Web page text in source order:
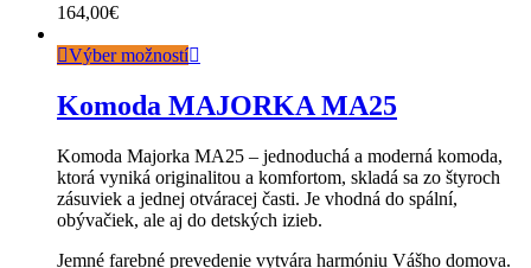
164,00€
Výber možností
Komoda MAJORKA MA25
Komoda Majorka MA25 – jednoduchá a moderná komoda,
ktorá vyniká originalitou a komfortom, skladá sa zo štyroch
zásuviek a jednej otváracej časti. Je vhodná do spální,
obývačiek, ale aj do detských izieb.
Jemné farebné prevedenie vytvára harmóniu Vášho domova.